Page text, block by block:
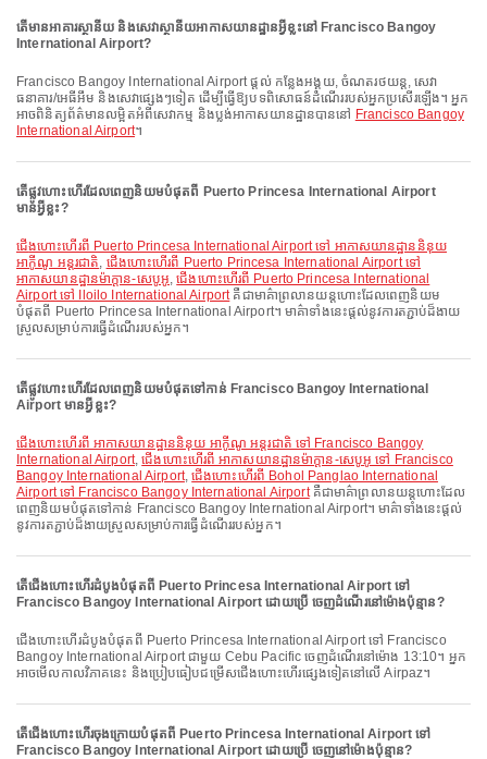
តើមានអាគារស្ថានីយ និងសេវាស្ថានីយអាកាសយានដ្ឋានអ្វីខ្លះនៅ Francisco Bangoy
International Airport?
Francisco Bangoy International Airport ផ្តល់ កន្លែងអង្គុយ, ចំណតរថយន្ត, សេវា
ធនាគារ/អេធីអឹម និងសេវាផ្សេងៗទៀត ដើម្បីធ្វើឱ្យបទពិសោធន៍ដំណើររបស់អ្នកប្រសើរឡើង។ អ្នក
អាចពិនិត្យព័ត៌មានលម្អិតអំពីសេវាកម្ម និងប្លង់អាកាសយានដ្ឋានបាននៅ Francisco Bangoy
International Airport។
តើផ្លូវហោះហើរដែលពេញនិយមបំផុតពី Puerto Princesa International Airport
មានអ្វីខ្លះ?
ជើងហោះហើរពី Puerto Princesa International Airport ទៅ អាកាសយានដ្ឋាននិនុយ
អាកូីណូ អន្តរជាតិ, ជើងហោះហើរពី Puerto Princesa International Airport ទៅ
អាកាសយានដ្ឋានម៉ាក្តាន-សេបូអូ,ជើងហោះហើរពី Puerto Princesa International
Airport ទៅ Iloilo International Airportគឺជាមាគ៌ាព្រលានយន្តហោះដែលពេញនិយម
បំផុតពី Puerto Princesa International Airport។ មាគ៌ាទាំងនេះផ្តល់នូវការតភ្ជាប់ដ៏ងាយ
ស្រួលសម្រាប់ការធ្វើដំណើររបស់អ្នក។
តើផ្លូវហោះហើរដែលពេញនិយមបំផុតទៅកាន់ Francisco Bangoy International
Airport មានអ្វីខ្លះ?
ជើងហោះហើរពី អាកាសយានដ្ឋាននិនុយ អាកូីណូ អន្តរជាតិ ទៅ Francisco Bangoy
International Airport,ជើងហោះហើរពី អាកាសយានដ្ឋានម៉ាក្តាន-សេបូអូ ទៅ Francisco
Bangoy International Airport,ជើងហោះហើរពី Bohol Panglao International
Airport ទៅ Francisco Bangoy International Airportគឺជាមាគ៌ាព្រលានយន្តហោះដែល
ពេញនិយមបំផុតទៅកាន់ Francisco Bangoy International Airport។ មាគ៌ាទាំងនេះផ្តល់
នូវការតភ្ជាប់ដ៏ងាយស្រួលសម្រាប់ការធ្វើដំណើររបស់អ្នក។
តើជើងហោះហើរដំបូងបំផុតពី Puerto Princesa International Airport ទៅ
Francisco Bangoy International Airport ដោយប្រើ ចេញដំណើរនៅម៉ោងប៉ុន្មាន?
ជើងហោះហើរដំបូងបំផុតពី Puerto Princesa International Airport ទៅ Francisco
Bangoy International Airport ជាមួយ Cebu Pacific ចេញដំណើរនៅម៉ោង 13:10។ អ្នក
អាចមើលកាលវិភាគនេះ និងប្រៀបធៀបជម្រើសជើងហោះហើរផ្សេងទៀតនៅលើ Airpaz។
តើជើងហោះហើរចុងក្រោយបំផុតពី Puerto Princesa International Airport ទៅ
Francisco Bangoy International Airport ដោយប្រើ ចេញនៅម៉ោងប៉ុន្មាន?